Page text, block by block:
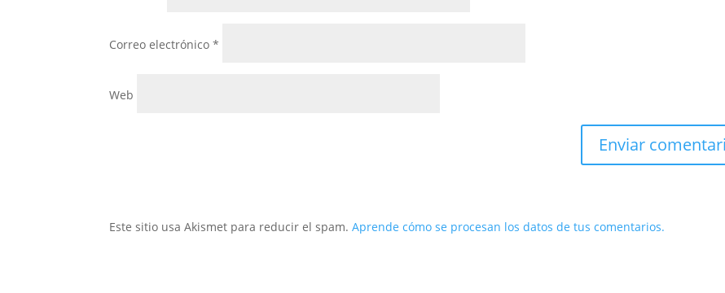
Correo electrónico*
Web
Este sitio usa Akismet para reducir el spam.Aprende cómo se procesan los datos de tus comentarios.